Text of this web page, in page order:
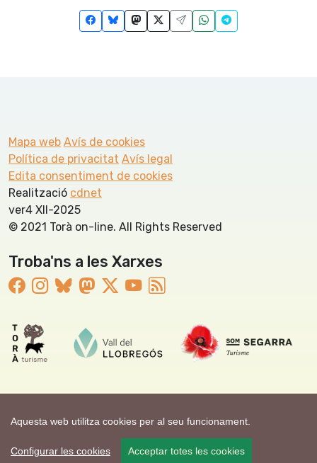
Aquesta web utilitza cookies per al seu funcionament.
Configurar les cookies Acceptar totes les cookies
Mapa web Avís de cookies
Política de privacitat Avís legal
Edita consentiment de cookies
Realització cdnet
ver4 XII-2025
© 2021 Torà on-line. All Rights Reserved
Troba'ns a les Xarxes